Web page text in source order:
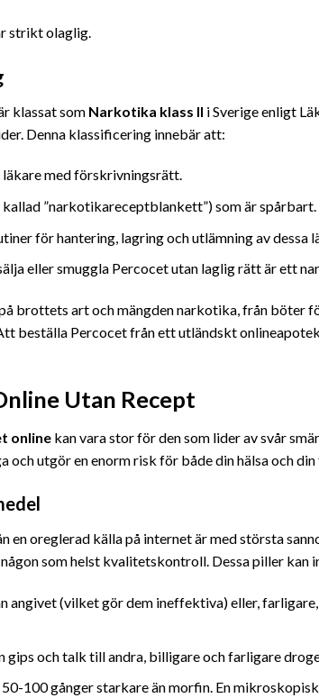
strikt olaglig.
klassat som Narkotika klass II i Sverige enligt
Denna klassificering innebär att:
med förskrivningsrätt.
”narkotikareceptblankett”) som är spårbart.
för hantering, lagring och utlämning av dessa
eller smuggla Percocet utan laglig rätt är ett
brottets art och mängden narkotika, från böter
beställa Percocet från ett utländskt
Utan Recept
online kan vara stor för den som lider av svår
och utgör en enorm risk för både din hälsa och din
en oreglerad källa på internet är med största
som helst kvalitetskontroll. Dessa piller kan
angivet (vilket gör dem ineffektiva) eller,
gips och talk till andra, billigare och farligare
100 gånger starkare än morfin. En